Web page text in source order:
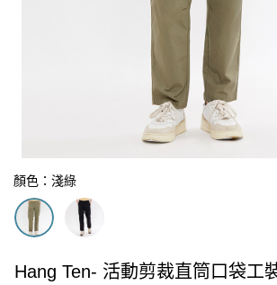
顏色：淺綠
Hang Ten- 活動剪裁直筒口袋工